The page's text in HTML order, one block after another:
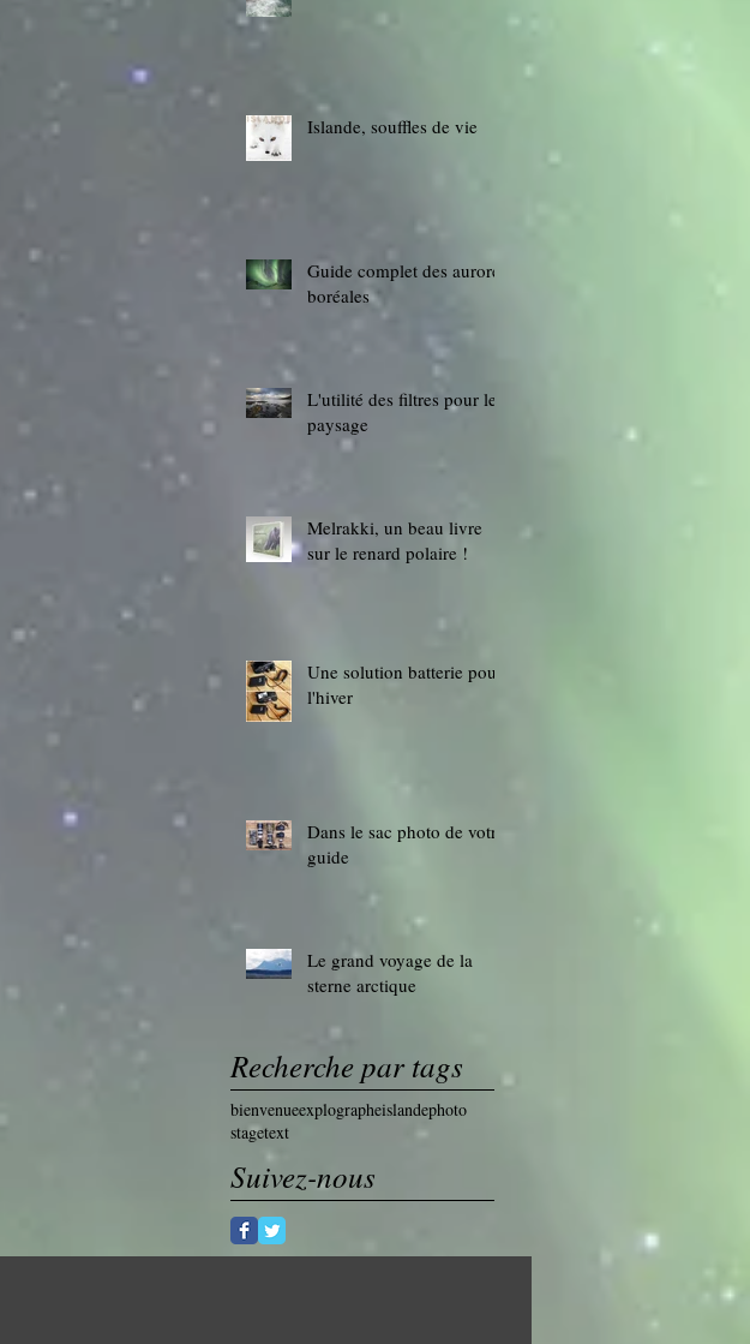
Islande, souffles de vie
Guide complet des aurores
boréales
L'utilité des filtres pour le
paysage
Melrakki, un beau livre
sur le renard polaire !
Une solution batterie pour
l'hiver
Dans le sac photo de votre
guide
Le grand voyage de la
sterne arctique
Recherche par tags
bienvenueexplographeislandephoto
stagetext
Suivez-nous